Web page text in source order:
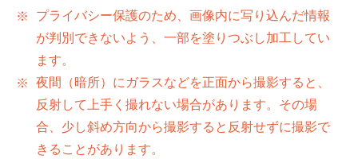
プライバシー保護のため、画像内に写り込んだ情報
が判別できないよう、一部を塗りつぶし加工してい
ます。
夜間（暗所）にガラスなどを正面から撮影すると、
反射して上手く撮れない場合があります。その場
合、少し斜め方向から撮影すると反射せずに撮影で
きることがあります。